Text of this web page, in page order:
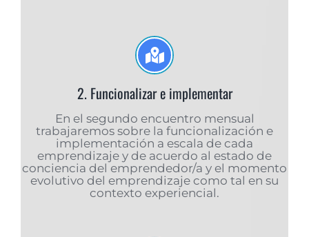
2. Funcionalizar e implementar
En el segundo encuentro mensual
trabajaremos sobre la funcionalización e
implementación a escala de cada
emprendizaje y de acuerdo al estado de
conciencia del emprendedor/a y el momento
evolutivo del emprendizaje como tal en su
contexto experiencial.